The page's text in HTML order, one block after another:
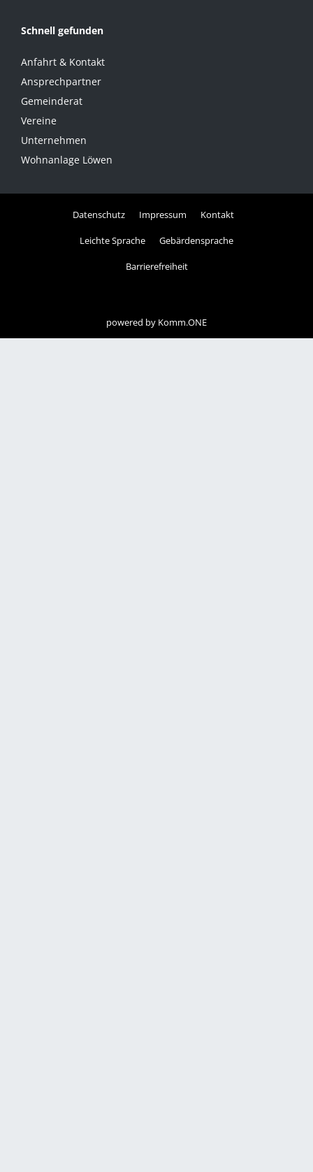
Schnell gefunden
Anfahrt & Kontakt
Ansprechpartner
Gemeinderat
Vereine
Unternehmen
Wohnanlage Löwen
Datenschutz Impressum Kontakt
Leichte Sprache Gebärdensprache
Barrierefreiheit
powered by Komm.ONE